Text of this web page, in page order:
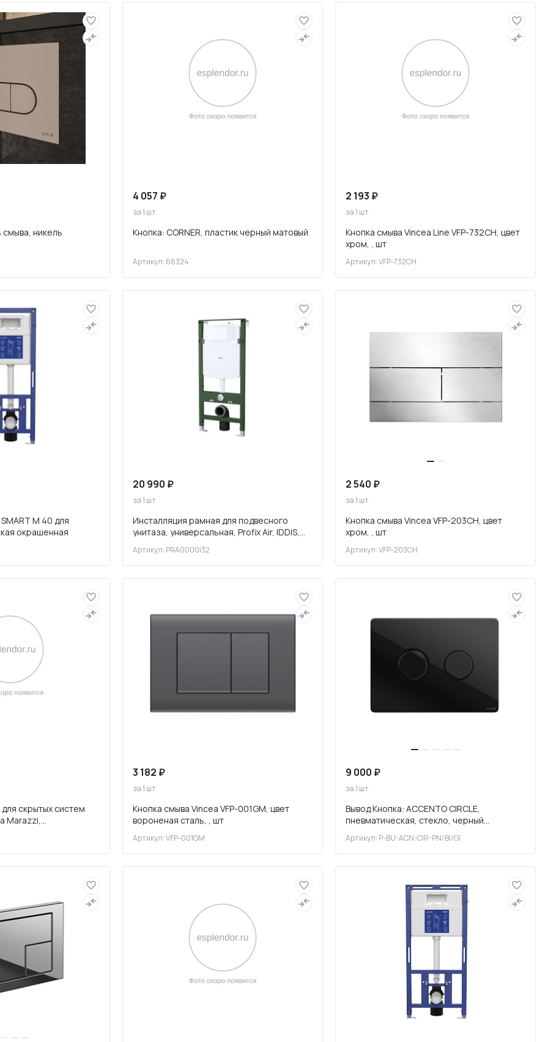
никель
4 057 ₽
за 1 шт
Кнопка: CORNER, пластик черный матовый
Артикул: 68324
2 193 ₽
за 1 шт
Кнопка смыва Vincea Line VFP-732CH, цвет
хром, , шт
Артикул: VFP-732CH
M 40 для
окрашенная
20 990 ₽
за 1 шт
Инсталляция рамная для подвесного
унитаза, универсальная, Profix Air, IDDIS,
Артикул: PRA0000i32
2 540 ₽
за 1 шт
Кнопка смыва Vincea VFP-203CH, цвет
хром, , шт
Артикул: VFP-203CH
скрытых систем
Marazzi,
3 182 ₽
за 1 шт
Кнопка смыва Vincea VFP-001GM, цвет
вороненая сталь, , шт
Артикул: VFP-001GM
9 000 ₽
за 1 шт
Вывод Кнопка: ACCENTO CIRCLE,
пневматическая, стекло, черный
Артикул: P-BU-ACN-CIR-PN/Bl/Gl